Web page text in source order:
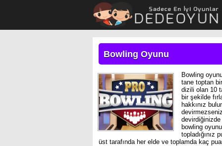
Bowling Oyunu
Bowling
tane toptan
dizili olan 10
bir şekilde
hakkınız
devirdiğinizde
bowling
topladığınız
üst tarafında her elde ve toplamda kaç